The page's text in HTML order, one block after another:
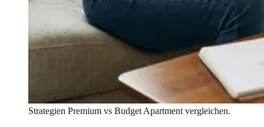
Strategien Premium vs Budget Apartment vergleichen.